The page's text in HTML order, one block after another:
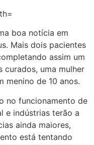
boa notícia em
Mais dois pacientes
assim um
uma mulher
menino de 10 anos.
no funcionamento de
e indústrias terão a
ainda maiores,
está tentando